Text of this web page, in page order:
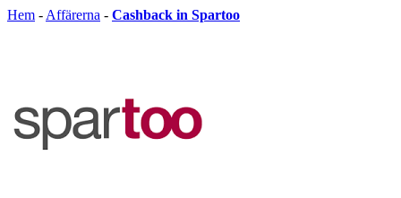
Hem - Affärerna - Cashback in Spartoo